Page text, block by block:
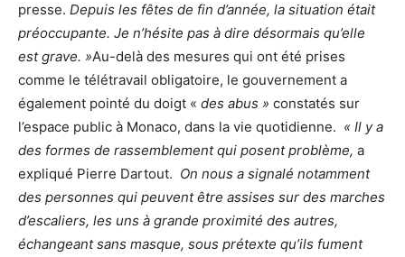
presse. Depuis les fêtes de fin d’année, la situation était
préoccupante. Je n’hésite pas à dire désormais qu’elle
est grave. »Au-delà des mesures qui ont été prises
comme le télétravail obligatoire, le gouvernement a
également pointé du doigt « des abus » constatés sur
l’espace public à Monaco, dans la vie quotidienne. « Il y a
des formes de rassemblement qui posent problème, a
expliqué Pierre Dartout. On nous a signalé notamment
des personnes qui peuvent être assises sur des marches
d’escaliers, les uns à grande proximité des autres,
échangeant sans masque, sous prétexte qu’ils fument